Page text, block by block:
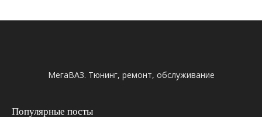
МегаВАЗ. Тюнинг, ремонт, обслуживание
Популярные посты